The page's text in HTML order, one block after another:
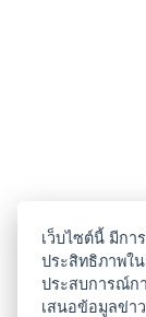
เว็บไซต์นี้ มีกา
ประสิทธิภาพใ
ประสบการณ์ก
เสนอข้อมูลข่า